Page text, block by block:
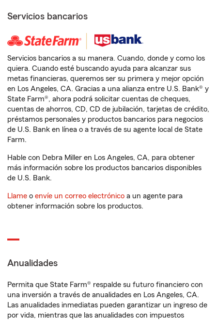
Servicios bancarios
Servicios bancarios a su manera. Cuando, donde y como los
quiera. Cuando esté buscando ayuda para alcanzar sus
metas financieras, queremos ser su primera y mejor opción
en Los Angeles, CA. Gracias a una alianza entre U.S. Bank® y
State Farm®, ahora podrá solicitar cuentas de cheques,
cuentas de ahorros, CD, CD de jubilación, tarjetas de crédito,
préstamos personales y productos bancarios para negocios
de U.S. Bank en línea o a través de su agente local de State
Farm.
Hable con Debra Miller en Los Angeles, CA, para obtener
más información sobre los productos bancarios disponibles
de U.S. Bank.
Llame o envíe un correo electrónico a un agente para
obtener información sobre los productos.
Anualidades
Permita que State Farm® respalde su futuro financiero con
una inversión a través de anualidades en Los Angeles, CA.
Las anualidades inmediatas pueden garantizar un ingreso de
por vida, mientras que las anualidades con impuestos